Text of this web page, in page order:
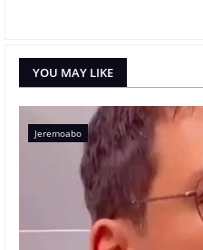
YOU MAY LIKE
Jeremoabo